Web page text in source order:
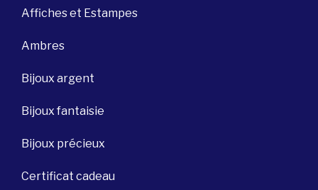
Affiches et Estampes
Ambres
Bijoux argent
Bijoux fantaisie
Bijoux précieux
Certificat cadeau